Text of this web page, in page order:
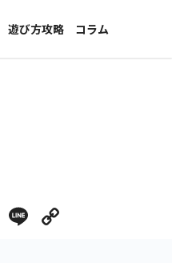
遊び方攻略
コラム
インタビュー
X Line